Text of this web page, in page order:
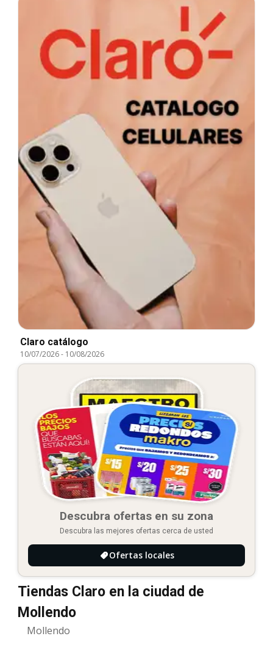
Claro catálogo
10/07/2026- 10/08/2026
Descubra ofertas en su zona
Descubra las mejores ofertas cerca de usted
Ofertas locales
Tiendas Claro en la ciudad de
Mollendo
Mollendo